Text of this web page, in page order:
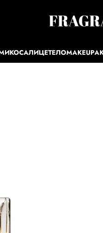
КОСАЛИЦЕТЕЛОMAKEUP